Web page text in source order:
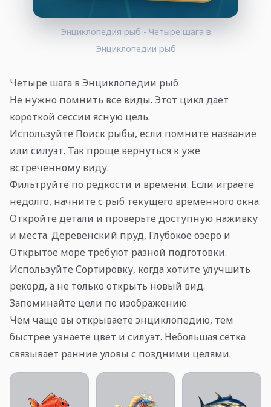
Энциклопедия рыб - Четыре шага в
Энциклопедии рыб
Четыре шага в Энциклопедии рыб
Не нужно помнить все виды. Этот цикл дает
короткой сессии ясную цель.
Используйте Поиск рыбы, если помните название
или силуэт. Так проще вернуться к уже
встреченному виду.
Фильтруйте по редкости и времени. Если играете
недолго, начните с рыб текущего временного окна.
Откройте детали и проверьте доступную наживку
и места. Деревенский пруд, Глубокое озеро и
Открытое море требуют разной подготовки.
Используйте Сортировку, когда хотите улучшить
рекорд, а не только открыть новый вид.
Запоминайте цели по изображению
Чем чаще вы открываете энциклопедию, тем
быстрее узнаете цвет и силуэт. Небольшая сетка
связывает ранние уловы с поздними целями.